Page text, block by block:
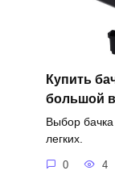
Купить
большой
Выбор
легких.
0 4